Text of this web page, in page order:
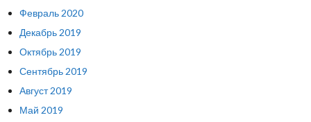
Февраль 2020
Декабрь 2019
Октябрь 2019
Сентябрь 2019
Август 2019
Май 2019